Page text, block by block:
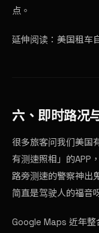
点。
延伸阅读： 美国租车
六、即时路况
很多旅客问我们美国
有测速照相」的APP
路旁测速的警察神出
简直是驾驶人的福音
Google Maps 近年整